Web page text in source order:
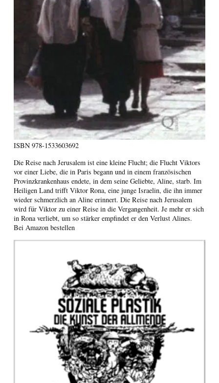
ISBN 978-1533603692
Die Reise nach Jerusalem ist eine kleine Flucht; die Flucht Viktors
vor einer Liebe, die in Paris begann und in einem französischen
Provinzkrankenhaus endete, in dem seine Geliebte, Aline, starb. Im
Heiligen Land trifft Viktor Rona, eine junge Israelin, die ihn immer
wieder schmerzlich an Aline erinnert. Die Reise nach Jerusalem
wird für Viktor zu einer Reise in die Vergangenheit. Je mehr er sich
in Rona verliebt, um so stärker empfindet er den Verlust Alines.
Bei Amazon bestellen